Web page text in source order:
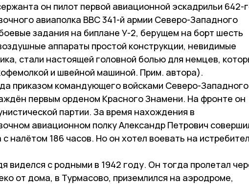
он пилот первой авиационной эскадрильи 642-
авиаполка ВВС 341-й армии Северо-Западного
задания на биплане У-2, берущем на борт шесть
аппараты простой конструкции, невидимые
стали настоящей головной болью для немцев,
и швейной машиной. Прим. автора).
приказом командующего войсками Северо-Западного
первым орденом Красного Знамени. На фронте он
партии. За время нахождения в
авиационном полку Александр Петрович
налётом 186 часов. Но он хотел воевать на
виделся с родными в 1942 году. Он тогда пролетал
от дома, в Турмасово, приземлился на аэродроме,